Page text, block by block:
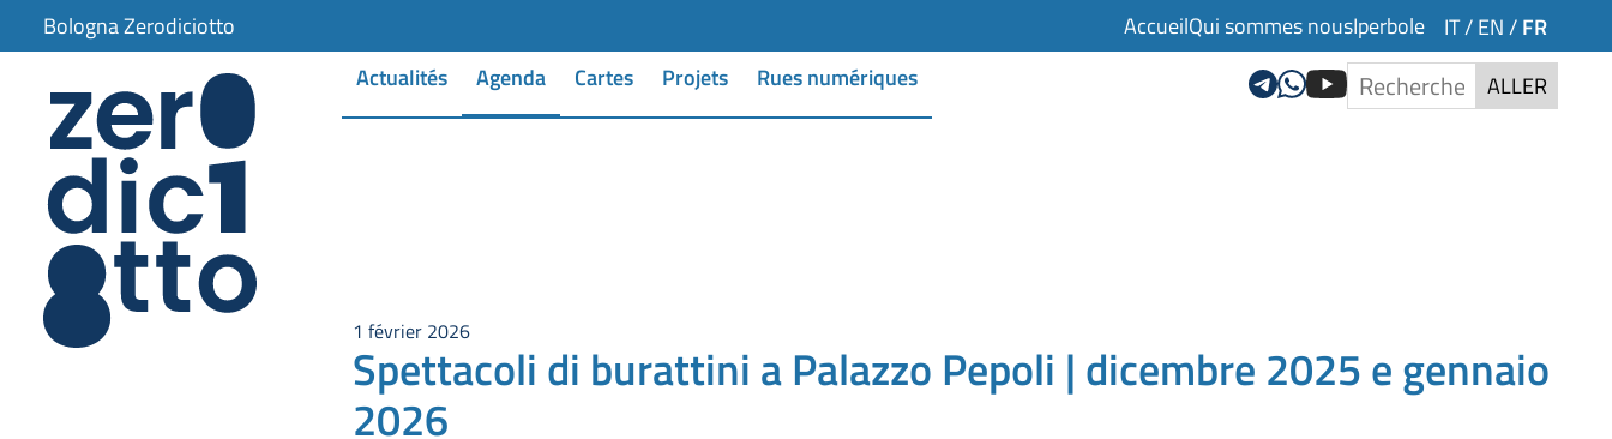
Bologna Zerodiciotto AccueilQui sommes nousIperbole IT/ EN / FR
Actualités
Agenda Cartes Projets Rues numériques ALLER
1 février 2026
Spettacoli di burattini a Palazzo Pepoli | dicembre 2025 e gennaio
2026